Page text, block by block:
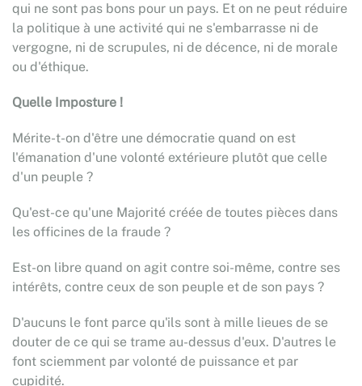
qui ne sont pas bons pour un pays. Et on ne peut réduire
la politique à une activité qui ne s'embarrasse ni de
vergogne, ni de scrupules, ni de décence, ni de morale
ou d'éthique.
Quelle Imposture !
Mérite-t-on d'être une démocratie quand on est
l'émanation d'une volonté extérieure plutôt que celle
d'un peuple ?
Qu'est-ce qu'une Majorité créée de toutes pièces dans
les officines de la fraude ?
Est-on libre quand on agit contre soi-même, contre ses
intérêts, contre ceux de son peuple et de son pays ?
D'aucuns le font parce qu'ils sont à mille lieues de se
douter de ce qui se trame au-dessus d'eux. D'autres le
font sciemment par volonté de puissance et par
cupidité.